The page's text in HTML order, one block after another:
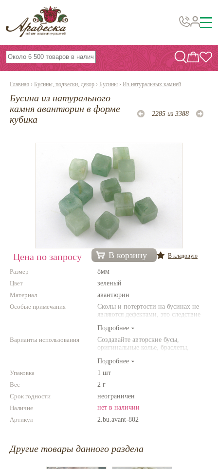
Бусины, подвески, декор
Бисер
Фурнитура
Проволока
Инструменты и материалы
Эпоксидная смола
Шнуры, ленты, нитки
По темам и сезонам
Бисер TOHO
Нетемнеющая фурнитура
Всё для вышивки
Проволока
Натуральные камни
Фотофорум
Главная › Бусины, подвески, декор › Бусины › Из натуральных камней
Бусина из натурального
камня авантюрин в форме
кубика
2285 из 3388
Цена по запросу В корзину В кладовую
Размер
8мм
Цвет
зеленый
Материал
авантюрин
Особые примечания
Сколы и потертости на бусинах не
являются дефектами, это следствие
природного камня. Цвет и размер
товара может отличаться от
представленных на фото.
Подробнее
Варианты использования
Создавайте авторские бусы,
оригинальные колье, браслеты,
Комбинируйте различные цвета и
размеры. Фантазируйте!
Подробнее
Упаковка
1 шт
Вес
2 г
Срок годности
неограничен
Наличие
нет в наличии
Артикул
2.bu.avant-802
Другие товары данного раздела